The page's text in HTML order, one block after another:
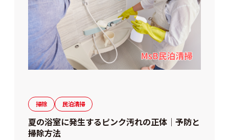
掃除 民泊清掃
夏の浴室に発生するピンク汚れの正体｜予防と
掃除方法